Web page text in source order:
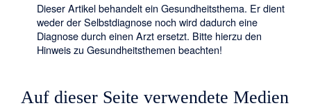
Dieser Artikel behandelt ein Gesundheitsthema. Er dient
weder der Selbstdiagnose noch wird dadurch eine
Diagnose durch einen Arzt ersetzt. Bitte hierzu den
Hinweis zu Gesundheitsthemen beachten!
Auf dieser Seite verwendete Medien